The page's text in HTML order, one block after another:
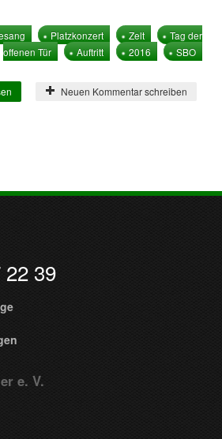
Platzkonzert Zelt
Tag der
offenen Tür
Auftritt 2016 SBO
über Tag der offenen Tür beim THW
Neuen Kommentar schreiben
22 39
e. V.